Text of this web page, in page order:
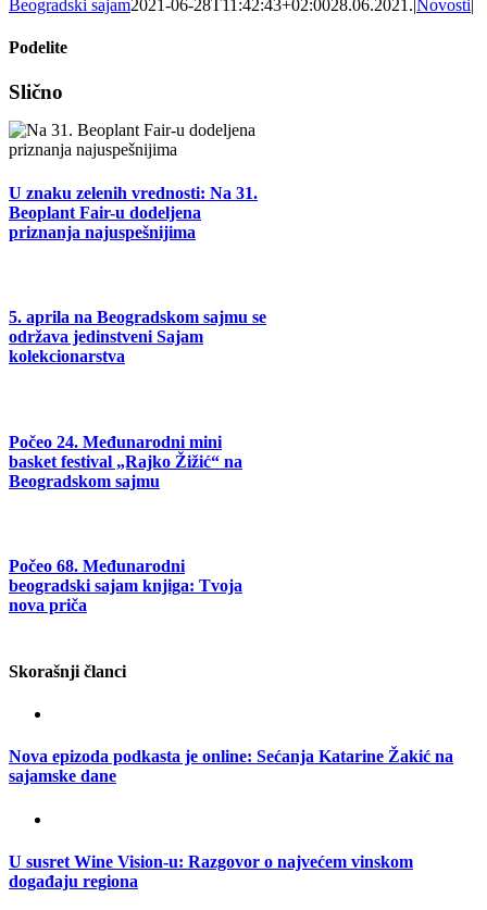
Beogradski sajam2021-06-28T11:42:43+02:0028.06.2021. Novosti
Podelite
Facebook
X
Tumblr
Pinterest
Email
Slično
U znaku zelenih vrednosti: Na 31.
Beoplant Fair-u dodeljena
priznanja najuspešnijima
5. aprila na Beogradskom sajmu se
održava jedinstveni Sajam
kolekcionarstva
Počeo 24. Međunarodni mini
basket festival „Rajko Žižić“ na
Beogradskom sajmu
Počeo 68. Međunarodni
beogradski sajam knjiga: Tvoja
nova priča
Skorašnji članci
Nova epizoda podkasta je online: Sećanja Katarine Žakić na
sajamske dane
U susret Wine Vision-u: Razgovor o najvećem vinskom
događaju regiona